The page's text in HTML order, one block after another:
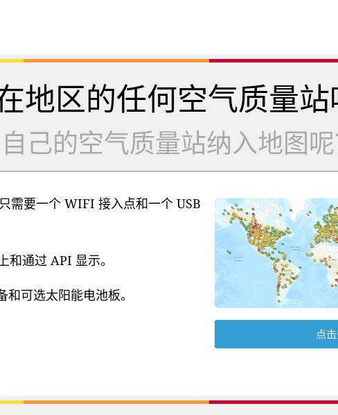
地区的任何空气质量站
己的空气质量站纳入地图呢
需要一个 WIFI 接入点和一个 USB
和通过 API 显示。
可选太阳能电池板。
点